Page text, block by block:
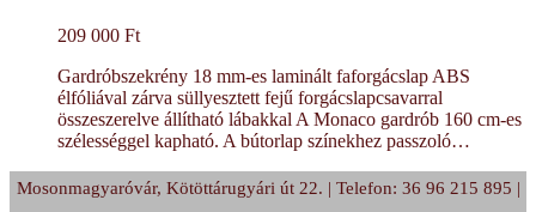
209 000 Ft
Gardróbszekrény 18 mm-es laminált faforgácslap ABS
élfóliával zárva süllyesztett fejű forgácslapcsavarral
összeszerelve állítható lábakkal A Monaco gardrób 160 cm-es
szélességgel kapható. A bútorlap színekhez passzoló…
Mosonmagyaróvár, Kötöttárugyári út 22. | Telefon: 36 96 215 895 |